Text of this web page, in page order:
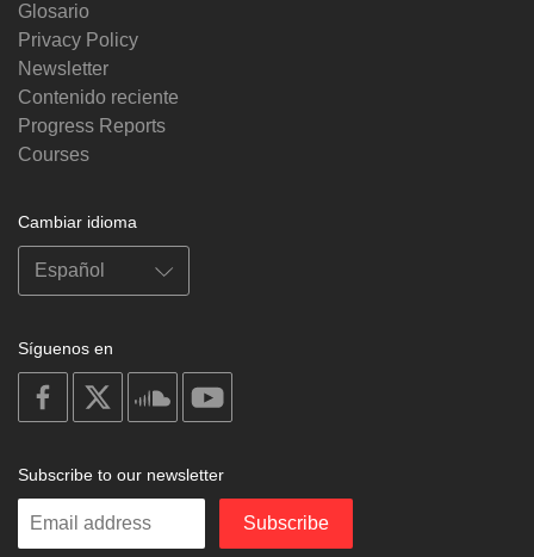
Glosario
Privacy Policy
Newsletter
Contenido reciente
Progress Reports
Courses
Cambiar idioma
Síguenos en
on
facebook
soundcloud
Subscribe to our newsletter
Enter
Subscribe